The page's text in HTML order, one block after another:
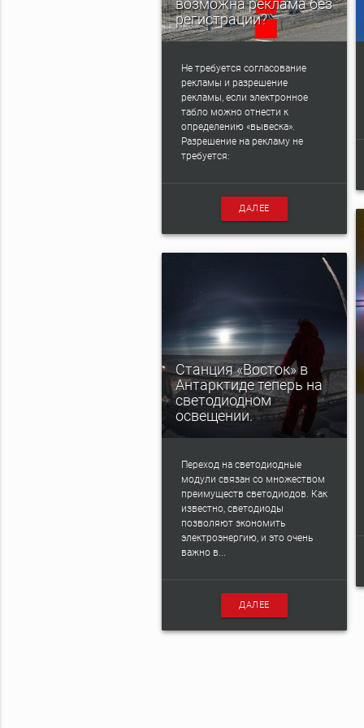
возможна реклама без
регистрации?
Не требуется согласование
рекламы и разрешение
рекламы, если электронное
табло можно отнести к
определению «вывеска».
Разрешение на рекламу не
требуется:
ДАЛЕЕ
Станция «Восток» в
Антарктиде теперь на
светодиодном
освещении.
Переход на светодиодные
модули связан со множеством
преимуществ светодиодов. Как
известно, светодиоды
позволяют экономить
электроэнергию, и это очень
важно в...
ДАЛЕЕ